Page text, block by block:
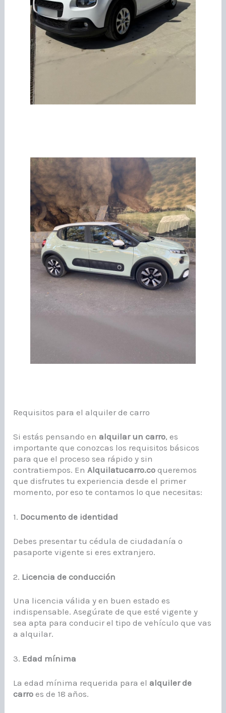
Requisitos para el alquiler de carro
Si estás pensando enalquilar un carro, es
importante que conozcas los requisitos básicos
para que el proceso sea rápido y sin
contratiempos. En Alquilatucarro.co queremos
que disfrutes tu experiencia desde el primer
momento, por eso te contamos lo que necesitas:
1. Documento de identidad
Debes presentar tu cédula de ciudadanía o
pasaporte vigente si eres extranjero.
2. Licencia de conducción
Una licencia válida y en buen estado es
indispensable. Asegúrate de que esté vigente y
sea apta para conducir el tipo de vehículo que vas
a alquilar.
3. Edad mínima
La edad mínima requerida para elalquiler de
carro es de 18 años.